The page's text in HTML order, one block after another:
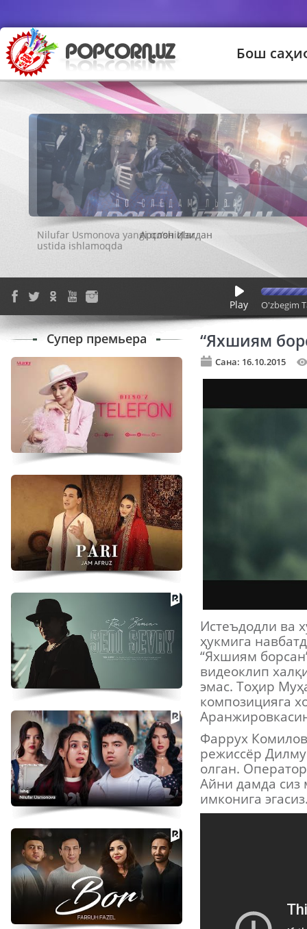
Бош
Арслон Изидан
Play O'zbegim
“Яхшиям
Сана: 16.10.2015
Истеъдодли ва
ҳукмига
“Яхшиям
видеоклип
эмас. Тоҳир
композицияга
Фаррух
режиссёр
олган.
Айни дамда
имконига
Супер премьера